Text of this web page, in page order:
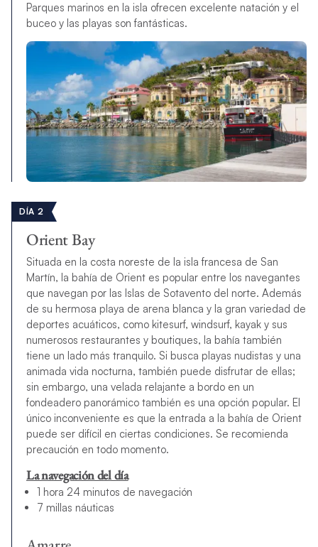
Parques marinos en la isla ofrecen excelente natación y el
buceo y las playas son fantásticas.
DÍA 2
Orient Bay
Situada en la costa noreste de la isla francesa de San
Martín, la bahía de Orient es popular entre los navegantes
que navegan por las Islas de Sotavento del norte. Además
de su hermosa playa de arena blanca y la gran variedad de
deportes acuáticos, como kitesurf, windsurf, kayak y sus
numerosos restaurantes y boutiques, la bahía también
tiene un lado más tranquilo. Si busca playas nudistas y una
animada vida nocturna, también puede disfrutar de ellas;
sin embargo, una velada relajante a bordo en un
fondeadero panorámico también es una opción popular. El
único inconveniente es que la entrada a la bahía de Orient
puede ser difícil en ciertas condiciones. Se recomienda
precaución en todo momento.
La navegación del día
1 hora 24 minutos de navegación
7 millas náuticas